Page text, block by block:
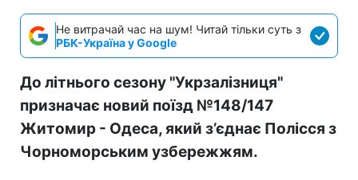
Не витрачай час на шум! Читай тільки суть з
РБК-Україна у Google
До літнього сезону "Укрзалізниця"
призначає новий поїзд №148/147
Житомир - Одеса, який з’єднає Полісся з
Чорноморським узбережжям.